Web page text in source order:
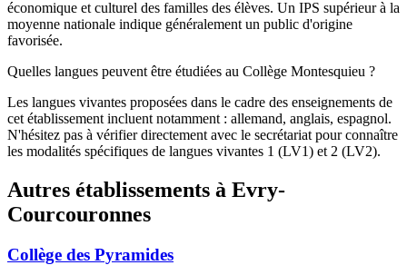
économique et culturel des familles des élèves. Un IPS supérieur à la
moyenne nationale indique généralement un public d'origine
favorisée.
Quelles langues peuvent être étudiées au Collège Montesquieu ?
Les langues vivantes proposées dans le cadre des enseignements de
cet établissement incluent notamment : allemand, anglais, espagnol.
N'hésitez pas à vérifier directement avec le secrétariat pour connaître
les modalités spécifiques de langues vivantes 1 (LV1) et 2 (LV2).
Autres établissements à Evry-
Courcouronnes
Collège des Pyramides